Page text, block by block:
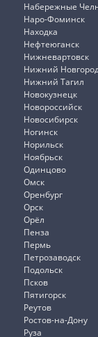
Набережные
Наро-Фоминск
Находка
Нефтеюганск
Нижневартовск
Нижний
Нижний Тагил
Новокузнецк
Новороссийск
Новосибирск
Ногинск
Норильск
Ноябрьск
Одинцово
Омск
Оренбург
Орск
Орёл
Пенза
Пермь
Петрозаводск
Подольск
Псков
Пятигорск
Реутов
Ростов-на-Дону
Руза